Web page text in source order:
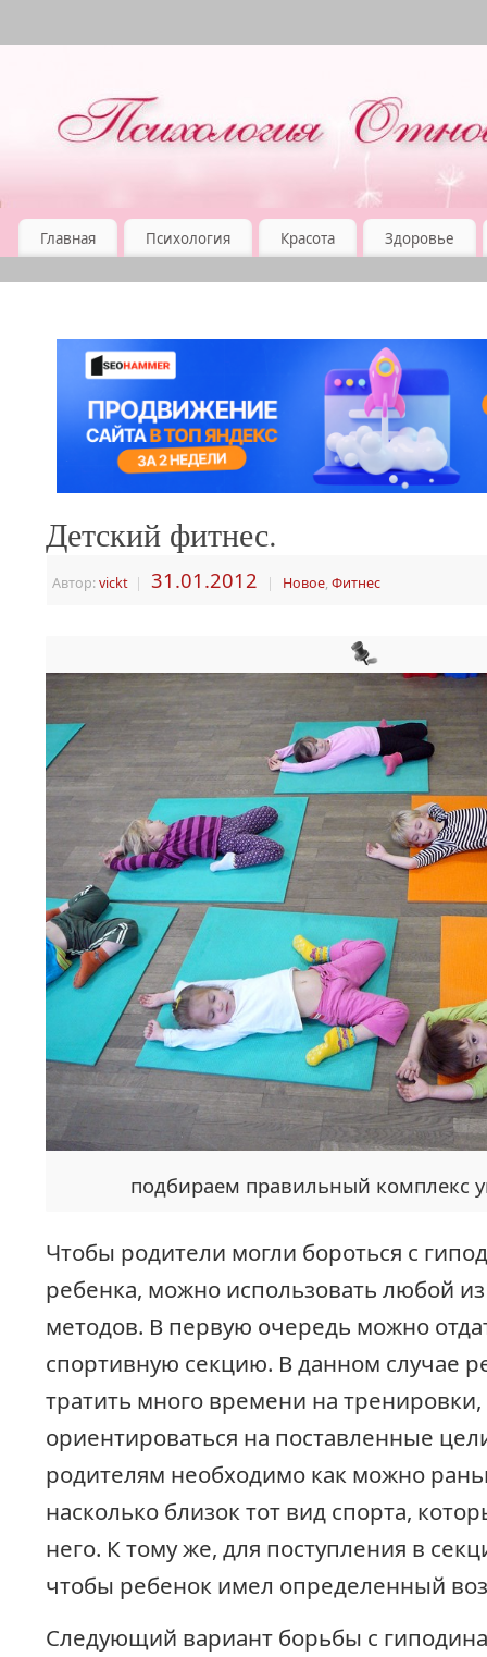
Главная Психология Красота Здоровье
Детский фитнес.
Автор:vickt | 31.01.2012 | Новое, Фитнес
подбираем правильный комплекс
Чтобы родители могли бороться с
ребенка, можно использовать любой
методов. В первую очередь можно
спортивную секцию. В данном случае
тратить много времени на
ориентироваться на поставленные
родителям необходимо как можно
насколько близок тот вид спорта,
него. К тому же, для поступления в
чтобы ребенок имел определенный
Следующий вариант борьбы с